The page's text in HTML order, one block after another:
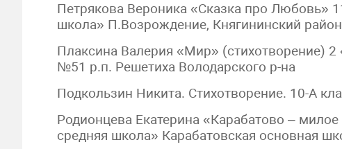
Петрякова Вероника «Сказка про Любовь»
школа» П.Возрождение, Княгининский район
Плаксина Валерия «Мир» (стихотворение)
№51 р.п. Решетиха Володарского р-на
Подкользин Никита. Стихотворение. 10-А
Родионцева Екатерина «Карабатово –
средняя школа» Карабатовская основная